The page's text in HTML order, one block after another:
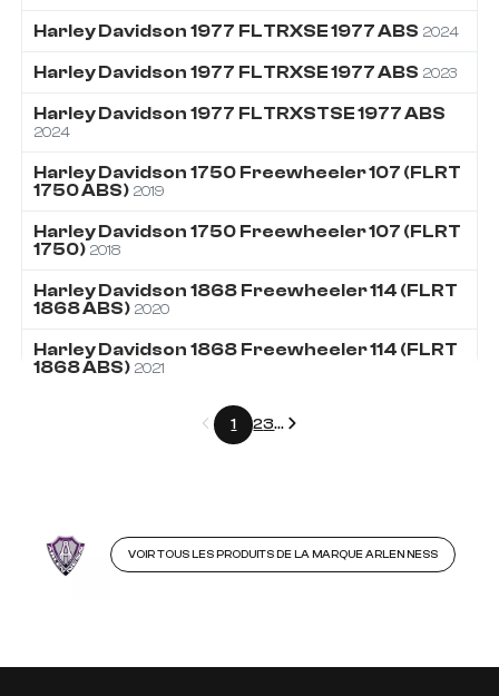
Harley Davidson 1977 FLTRXSE 1977 ABS 2024
Harley Davidson 1977 FLTRXSE 1977 ABS 2023
Harley Davidson 1977 FLTRXSTSE 1977 ABS
2024
Harley Davidson 1750 Freewheeler 107 (FLRT
1750 ABS) 2019
Harley Davidson 1750 Freewheeler 107 (FLRT
1750) 2018
Harley Davidson 1868 Freewheeler 114 (FLRT
1868 ABS) 2020
Harley Davidson 1868 Freewheeler 114 (FLRT
1868 ABS) 2021
Précédent
1 23... Suivant
VOIR TOUS LES PRODUITS DE LA MARQUE ARLEN NESS